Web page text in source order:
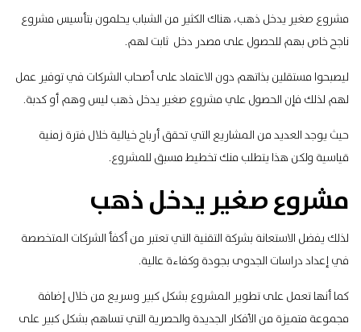
مشروع صغير يدخل ذهب، هناك الكثير من الشباب يحلمون بتأسيس مشروع
ناجح خاص بهم للحصول على مصدر دخل ثابت لهم.
ليصبحوا مستقلين بذاتهم دون الاعتماد على أصحاب الشركات في توفير عمل
لهم لذلك فإن الحصول علي مشروع صغير يدخل ذهب ليس وهم أو كدبة.
حيث يوجد العديد من المشاريع التي تحقق أرباح خيالية خلال فترة زمنية
قياسية ولكن هذا يتطلب منك تخطيط مسبق للمشروع.
مشروع صغير يدخل ذهب
لذلك يفضل الاستعانة بشركة التقنية التي تعتبر من أكفأ الشركات المتخصصة
في إعداد دراسات الجدوى بجودة وكفاءة عالية.
كما أنها تعمل على تطوير المشروع بشكل كبير وسريع من خلال إضافة
مجموعة متميزة من الأفكار الجديدة والحصرية التي تساهم بشكل كبير على